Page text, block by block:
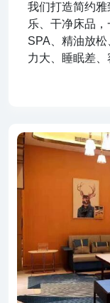
我们打造简约
乐、干净床品
SPA、精油放
力大、睡眠差